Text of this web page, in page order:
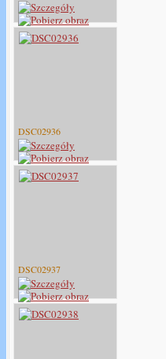
DSC02936
DSC02937